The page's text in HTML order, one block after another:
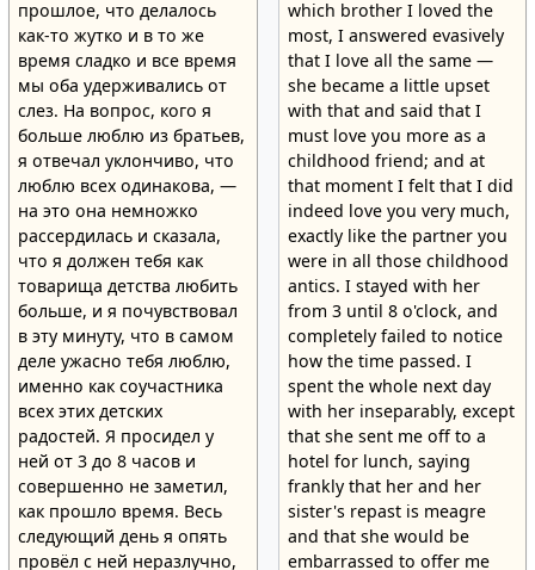
прошлое, что делалось
как-то жутко и в то же
время сладко и все время
мы оба удерживались от
слез. На вопрос, кого я
больше люблю из братьев,
я отвечал уклончиво, что
люблю всех одинакова, —
на это она немножко
рассердилась и сказала,
что я должен тебя как
товарища детства любить
больше, и я почувствовал
в эту минуту, что в самом
деле ужасно тебя люблю,
именно как соучастника
всех этих детских
радостей. Я просидел у
ней от 3 до 8 часов и
совершенно не заметил,
как прошло время. Весь
следующий день я опять
провёл с ней неразлучно,
which brother I loved the
most, I answered evasively
that I love all the same —
she became a little upset
with that and said that I
must love you more as a
childhood friend; and at
that moment I felt that I did
indeed love you very much,
exactly like the partner you
were in all those childhood
antics. I stayed with her
from 3 until 8 o'clock, and
completely failed to notice
how the time passed. I
spent the whole next day
with her inseparably, except
that she sent me off to a
hotel for lunch, saying
frankly that her and her
sister's repast is meagre
and that she would be
embarrassed to offer me